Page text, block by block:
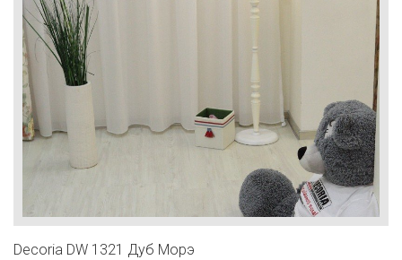
Decoria DW 1321 Дуб Морэ